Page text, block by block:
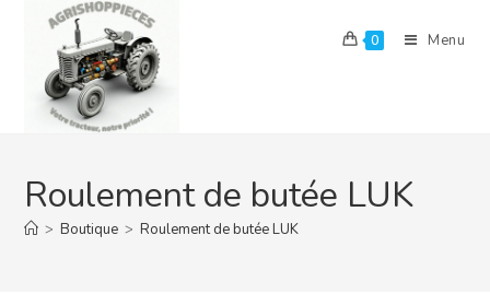
content
0 Menu
Roulement de butée LUK
> Boutique > Roulement de butée LUK